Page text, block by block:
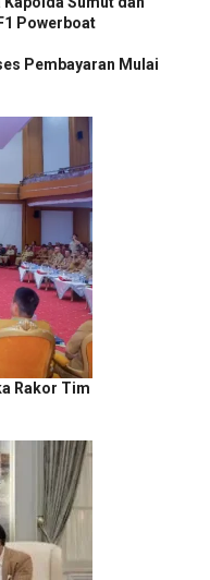
Powerboat
Pembayaran Mulai
Rakor Tim